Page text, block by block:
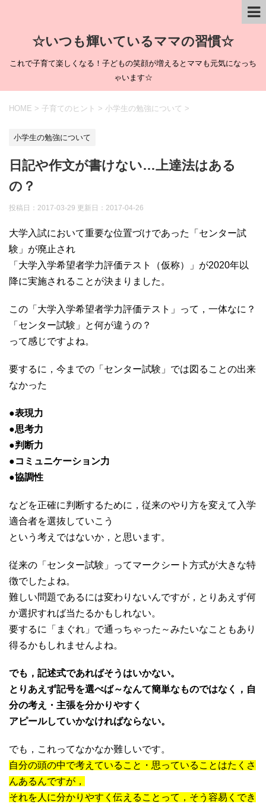
☆いつも輝いているママの習慣☆
これで子育て楽しくなる！子どもの笑顔が増えるとママも元気になっち
ゃいます☆
HOME > 子育てのヒント > 小学生の勉強について >
小学生の勉強について
日記や作文が書けない…上達法はある
の？
投稿日：2017-03-29 更新日： 2017-04-26
大学入試において重要な位置づけであった「センター試
験」が廃止され
「大学入学希望者学力評価テスト（仮称）」が2020年以
降に実施されることが決まりました。
この「大学入学希望者学力評価テスト」って，一体なに？
「センター試験」と何が違うの？
って感じですよね。
要するに，今までの「センター試験」では図ることの出来
なかった
●表現力
●思考力
●判断力
●コミュニケーション力
●協調性
などを正確に判断するために，従来のやり方を変えて入学
適合者を選抜していこう
という考えではないか，と思います。
従来の「センター試験」ってマークシート方式が大きな特
徴でしたよね。
難しい問題であるには変わりないんですが，とりあえず何
か選択すれば当たるかもしれない。
要するに「まぐれ」で通っちゃった～みたいなこともあり
得るかもしれませんよね。
でも，記述式であればそうはいかない。
とりあえず記号を選べば～なんて簡単なものではなく，自
分の考え・主張を分かりやすく
アピールしていかなければならない。
でも，これってなかなか難しいです。
自分の頭の中で考えていること・思っていることはたくさ
んあるんですが，
それを人に分かりやすく伝えることって，そう容易くでき